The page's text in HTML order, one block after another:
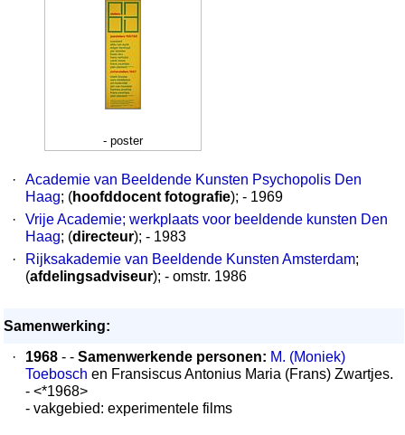
- poster
·
Academie van Beeldende Kunsten Psychopolis Den
Haag; (hoofddocent fotografie); - 1969
·
Vrije Academie; werkplaats voor beeldende kunsten Den
Haag; (directeur); - 1983
·
Rijksakademie van Beeldende Kunsten Amsterdam;
(afdelingsadviseur); - omstr. 1986
Samenwerking:
·
1968 - - Samenwerkende personen: M. (Moniek)
Toebosch en Fransiscus Antonius Maria (Frans) Zwartjes.
- <*1968>
- vakgebied: experimentele films